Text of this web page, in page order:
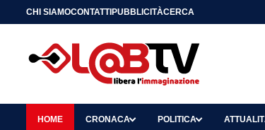
CHI SIAMOCONTATTIPUBBLICITÀCERCA
HOME CRONACA POLITICA